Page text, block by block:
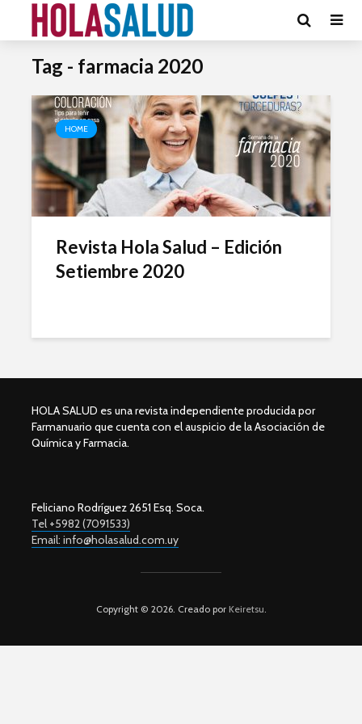
Tag - farmacia 2020
HOME
Revista Hola Salud – Edición
Setiembre 2020
HOLA SALUD es una revista independiente producida por
Farmanuario que cuenta con el auspicio de la Asociación de
Química y Farmacia.
Feliciano Rodríguez 2651 Esq. Soca.
Tel +5982 (7091533)
Email: info@holasalud.com.uy
Copyright © 2026. Creado porKeiretsu.